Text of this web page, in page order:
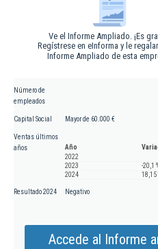
Ve el Informe Ampliado. ¡Es
Regístrese en eInforma y le
Informe Ampliado de esta
Número de
empleados
Capital Social Mayor de 60.000 €
Ventas últimos
años
Año
2022
2023
-20,1
2024
18,15
Resultado 2024 Negativo
Accede al Informe